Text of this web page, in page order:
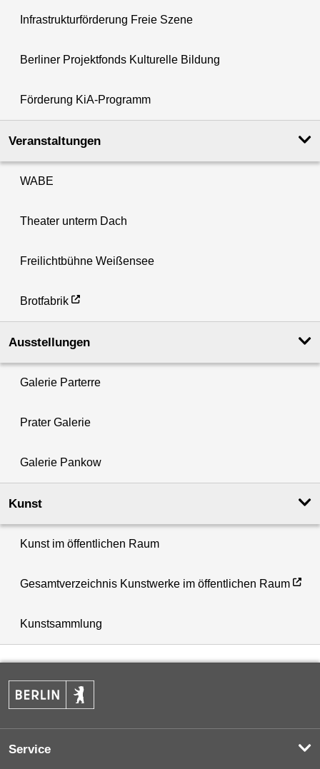
Infrastrukturförderung Freie Szene
Berliner Projektfonds Kulturelle Bildung
Förderung KiA-Programm
Veranstaltungen
WABE
Theater unterm Dach
Freilichtbühne Weißensee
Brotfabrik
Ausstellungen
Galerie Parterre
Prater Galerie
Galerie Pankow
Kunst
Kunst im öffentlichen Raum
Gesamtverzeichnis Kunstwerke im öffentlichen Raum
Kunstsammlung
Service